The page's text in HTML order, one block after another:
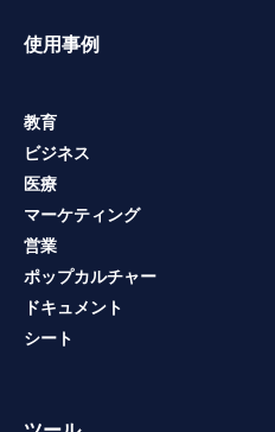
使用事例
教育
ビジネス
医療
マーケティング
営業
ポップカルチャー
ドキュメント
シート